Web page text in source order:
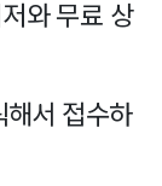
와 무료 상
서 접수하